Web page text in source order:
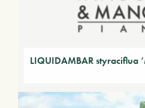
LIQUIDAMBAR styraciflua